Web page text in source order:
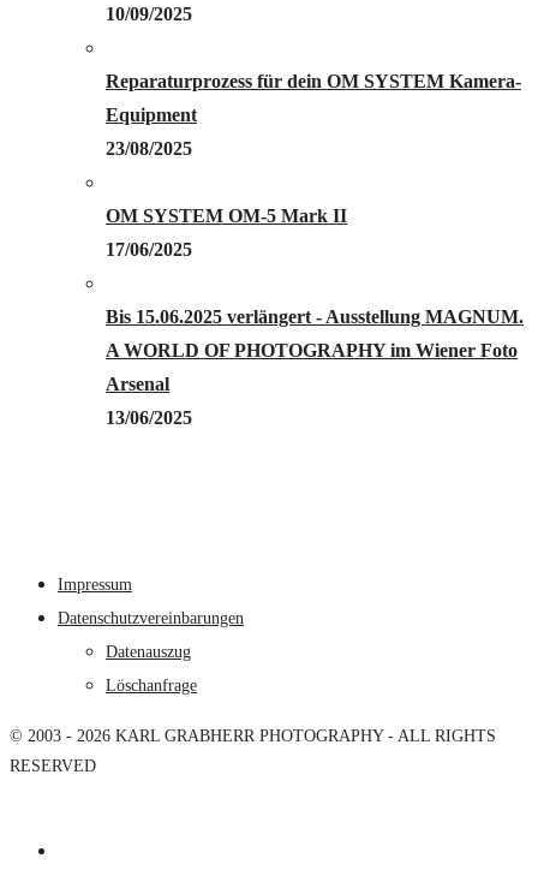
10/09/2025
Reparaturprozess für dein OM SYSTEM Kamera-
Equipment
23/08/2025
OM SYSTEM OM-5 Mark II
17/06/2025
Bis 15.06.2025 verlängert - Ausstellung MAGNUM.
A WORLD OF PHOTOGRAPHY im Wiener Foto
Arsenal
13/06/2025
Impressum
Datenschutzvereinbarungen
Datenauszug
Löschanfrage
© 2003 - 2026 KARL GRABHERR PHOTOGRAPHY - ALL RIGHTS
RESERVED